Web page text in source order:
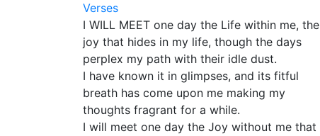
Verses
I WILL MEET one day the Life within me, the
joy that hides in my life, though the days
perplex my path with their idle dust.
I have known it in glimpses, and its fitful
breath has come upon me making my
thoughts fragrant for a while.
I will meet one day the Joy without me that